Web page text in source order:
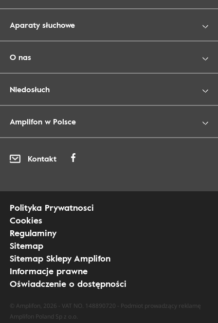
Aparaty słuchowe
O nas
Niedosłuch
Amplifon w Polsce
Kontakt
Polityka Prywatnosci
Cookies
Regulaminy
Sitemap
Sitemap Sklepy Amplifon
Informacje prawne
Oświadczenie o dostępności
© Amplifon, 2026 - VAT NO. 148890720 - Podmiot prowadzący reklamę
Amplifon Poland Sp z o.o.